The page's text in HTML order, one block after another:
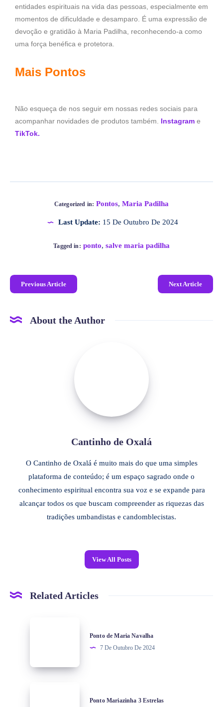
entidades espirituais na vida das pessoas, especialmente em
momentos de dificuldade e desamparo. É uma expressão de
devoção e gratidão à Maria Padilha, reconhecendo-a como
uma força benéfica e protetora.
Mais Pontos
Não esqueça de nos seguir em nossas redes sociais para
acompanhar novidades de produtos também. Instagram e
TikTok.
Categorized in: Pontos,Maria Padilha
Last Update: 15 De Outubro De 2024
Tagged in: ponto, salve maria padilha
Previous Article Next Article
About the Author
Cantinho de Oxalá
O Cantinho de Oxalá é muito mais do que uma simples
plataforma de conteúdo; é um espaço sagrado onde o
conhecimento espiritual encontra sua voz e se expande para
alcançar todos os que buscam compreender as riquezas das
tradições umbandistas e candomblecistas.
View All Posts
Related Articles
Ponto de Maria Navalha
7 De Outubro De 2024
Ponto Mariazinha 3 Estrelas